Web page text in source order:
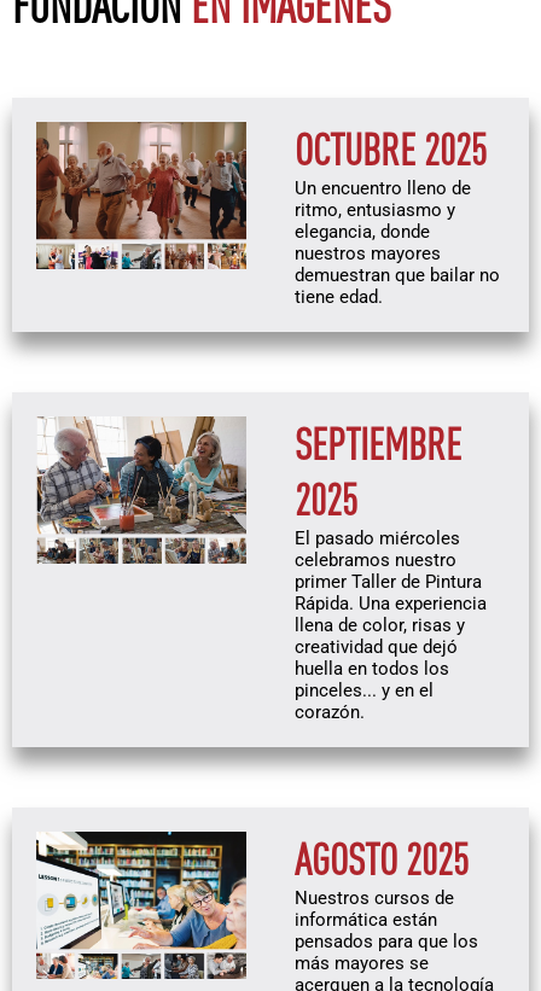
OCTUBRE 2025
Un encuentro lleno de
ritmo, entusiasmo y
elegancia, donde
nuestros mayores
demuestran que bailar no
tiene edad.
SEPTIEMBRE
2025
El pasado miércoles
celebramos nuestro
primer Taller de Pintura
Rápida. Una experiencia
llena de color, risas y
creatividad que dejó
huella en todos los
pinceles... y en el
corazón.
AGOSTO 2025
Nuestros cursos de
informática están
pensados para que los
más mayores se
acerquen a la tecnología